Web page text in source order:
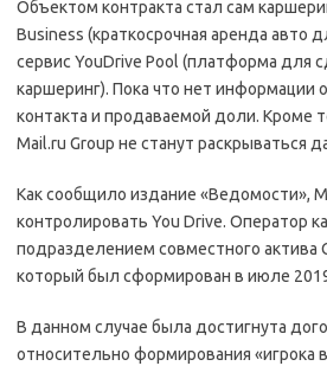
Объектом контракта стал сам
Business (краткосрочная аренда авто
сервис YouDrive Pool (платформа для
каршеринг). Пока что нет информации
контакта и продаваемой доли. Кроме
Mail.ru Group не станут раскрываться
Как сообщило издание «Ведомости»,
контролировать You Drive. Оператор
подразделением совместного актива
который был сформирован в июле
В данном случае была достигнута
относительно формирования «игрока